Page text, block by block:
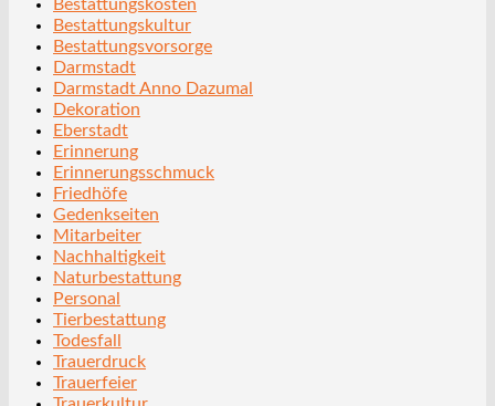
Bestattungskosten
Bestattungskultur
Bestattungsvorsorge
Darmstadt
Darmstadt Anno Dazumal
Dekoration
Eberstadt
Erinnerung
Erinnerungsschmuck
Friedhöfe
Gedenkseiten
Mitarbeiter
Nachhaltigkeit
Naturbestattung
Personal
Tierbestattung
Todesfall
Trauerdruck
Trauerfeier